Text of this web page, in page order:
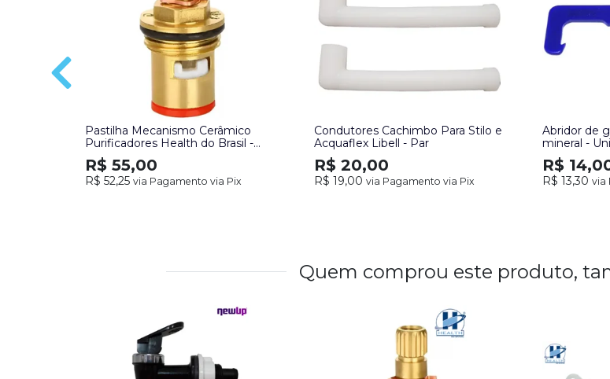
Pastilha Mecanismo Cerâmico
Purificadores Health do Brasil -
Unidade
R$ 55,00
R$ 52,25 via Pagamento via Pix
Condutores Cachimbo Para Stilo e
Acquaflex Libell - Par
R$ 20,00
R$ 19,00 via Pagamento via Pix
Abridor de
mineral -
R$
R$ 13,30 via
Quem comprou este produto,